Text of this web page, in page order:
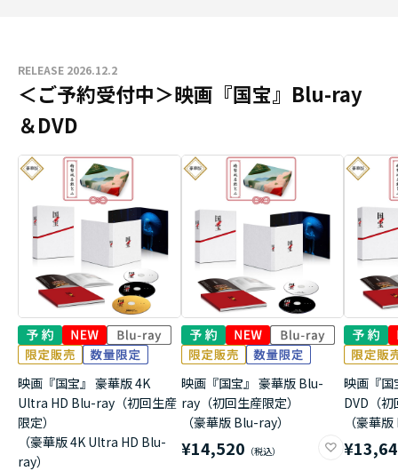
RELEASE 2026.12.2
＜ご予約受付中＞映画『国宝』Blu-ray
＆DVD
映画『国宝』 豪華版 4K
Ultra HD Blu-ray（初回生産
限定）
（豪華版 4K Ultra HD Blu-
ray）
映画『国宝』 豪華版 Blu-
ray（初回生産限定）
（豪華版 Blu-ray）
¥14,520
映画『国
DVD（
（豪華